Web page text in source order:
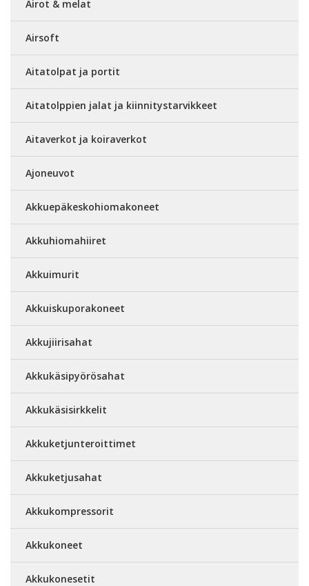
Airot & melat
Airsoft
Aitatolpat ja portit
Aitatolppien jalat ja kiinnitystarvikkeet
Aitaverkot ja koiraverkot
Ajoneuvot
Akkuepäkeskohiomakoneet
Akkuhiomahiiret
Akkuimurit
Akkuiskuporakoneet
Akkujiirisahat
Akkukäsipyörösahat
Akkukäsisirkkelit
Akkuketjunteroittimet
Akkuketjusahat
Akkukompressorit
Akkukoneet
Akkukonesetit